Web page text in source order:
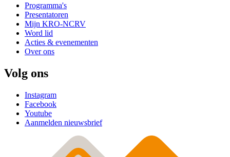
Programma's
Presentatoren
Mijn KRO-NCRV
Word lid
Acties & evenementen
Over ons
Volg ons
Instagram
Facebook
Youtube
Aanmelden nieuwsbrief